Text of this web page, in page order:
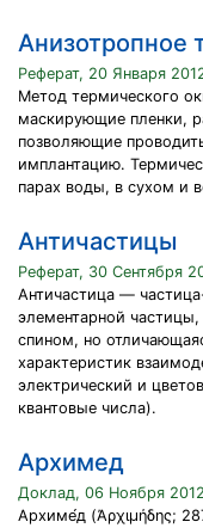
Анизотропное
Реферат, 20 Января
Метод термического
маскирующие пленки,
позволяющие
имплантацию.
парах воды, в сухом и
Античастицы
Реферат, 30 Сентября
Античастица —
элементарной
спином, но
характеристик
электрический и
квантовые числа).
Архимед
Доклад, 06 Ноября 2012
Архиме́д (Ἀρχιμήδης;